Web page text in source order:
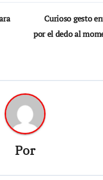
Curioso gesto
por el dedo al
Por